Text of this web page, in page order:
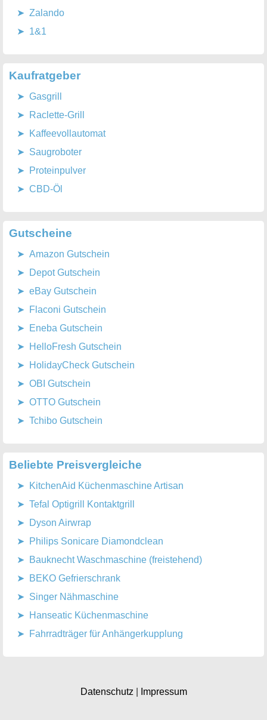
Zalando
1&1
Kaufratgeber
Gasgrill
Raclette-Grill
Kaffeevollautomat
Saugroboter
Proteinpulver
CBD-Öl
Gutscheine
Amazon Gutschein
Depot Gutschein
eBay Gutschein
Flaconi Gutschein
Eneba Gutschein
HelloFresh Gutschein
HolidayCheck Gutschein
OBI Gutschein
OTTO Gutschein
Tchibo Gutschein
Beliebte Preisvergleiche
KitchenAid Küchenmaschine Artisan
Tefal Optigrill Kontaktgrill
Dyson Airwrap
Philips Sonicare Diamondclean
Bauknecht Waschmaschine (freistehend)
BEKO Gefrierschrank
Singer Nähmaschine
Hanseatic Küchenmaschine
Fahrradträger für Anhängerkupplung
Datenschutz Impressum